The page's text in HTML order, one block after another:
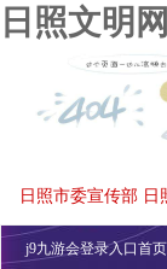
日照文明
日照市委宣传部 日
j9九游会登录入口首